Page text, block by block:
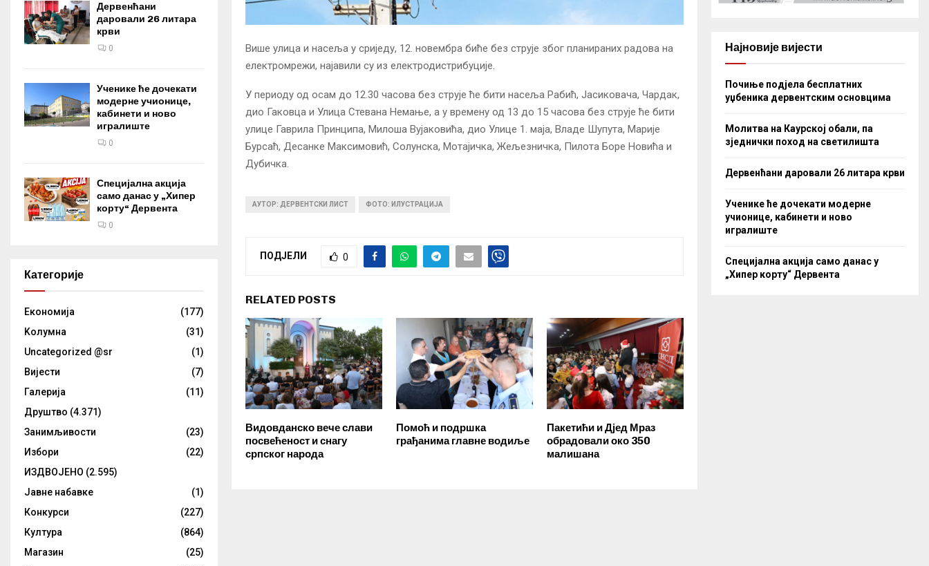
Више улица и насеља у сриједу, 12. новембра биће без струје због планираних радова на
електромрежи, најавили су из електродистрибуције.
У периоду од осам до 12.30 часова без струје ће бити насеља Рабић, Јасиковача, Чардак,
дио Гаковца и Улица Стевана Немање, а у времену од 13 до 15 часова без струје ће бити
улице Гаврила Принципа, Милоша Вујаковића, дио Улице 1. маја, Владе Шупута, Марије
Бурсаћ, Десанке Максимовић, Солунска, Мотајичка, Жељезничка, Пилота Боре Новића и
Дубичка.
АУТОР: ДЕРВЕНТСКИ ЛИСТ ФОТО: ИЛУСТРАЦИЈА
ПОДЈЕЛИ 0
RELATED POSTS
Видовданско вече слави
посвећеност и снагу
српског народа
Помоћ и подршка
грађанима главне водиље
Пакетићи и Дјед Мраз
обрадовали око 350
малишана
Дервенћани
даровали 26 литара
крви
0
Ученике ће дочекати
модерне учионице,
кабинети и ново
игралиште
0
Специјална акција
само данас у „Хипер
корту“ Дервента
0
Категорије
Eкономија
(177)
Kолумнa
(31)
Uncategorized @sr
(1)
Вијести
(7)
Галерија
(11)
Друштво (4.371)
Занимљивости
(23)
Избори
(22)
ИЗДВОЈЕНО (2.595)
Јавне набавке
(1)
Конкурси
(227)
Култура
(864)
Магазин
(25)
Најновије вијести
Почиње подјела бесплатних
уџбеника дервентским основцима
Молитва на Каурској обали, па
зједнички поход на светилишта
Дервенћани даровали 26 литара крви
Ученике ће дочекати модерне
учионице, кабинети и ново
игралиште
Специјална акција само данас у
„Хипер корту“ Дервента